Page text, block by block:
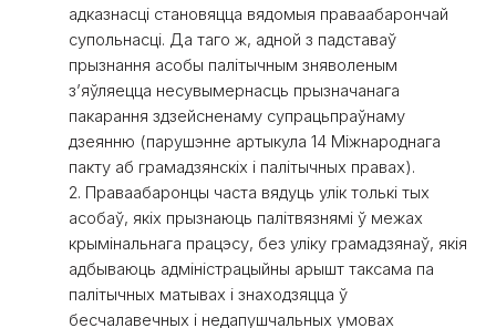
адказнасці становяцца вядомыя праваабарончай
супольнасці. Да таго ж, адной з падставаў
прызнання асобы палітычным зняволеным
зʼяўляецца несувымернасць прызначанага
пакарання здзейсненаму супрацьпраўнаму
дзеянню (парушэнне артыкула 14 Міжнароднага
пакту аб грамадзянскіх і палітычных правах).
2. Праваабаронцы часта вядуць улік толькі тых
асобаў, якіх прызнаюць палітвязнямі ў межах
крымінальнага працэсу, без уліку грамадзянаў, якія
адбываюць адміністрацыйны арышт таксама па
палітычных матывах і знаходзяцца ў
бесчалавечных і недапушчальных умовах